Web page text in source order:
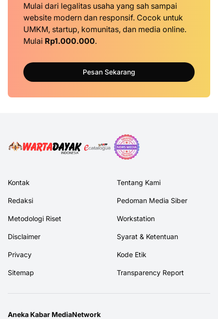
Mulai dari legalitas usaha yang sah sampai
website modern dan responsif. Cocok untuk
UMKM, startup, komunitas, dan media online.
Mulai Rp1.000.000.
Pesan Sekarang
Kontak Tentang Kami
Redaksi Pedoman Media Siber
Metodologi Riset Workstation
Disclaimer Syarat & Ketentuan
Privacy Kode Etik
Sitemap Transparency Report
Aneka Kabar MediaNetwork